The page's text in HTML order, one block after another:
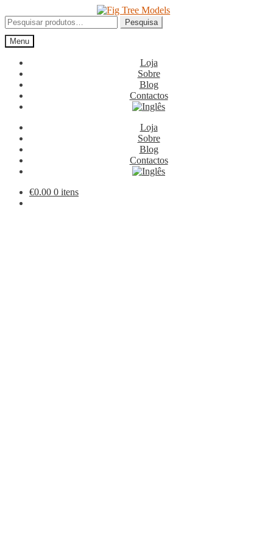
para
a
navegação
para
o
conteúdo
Pesquisar
por:
Pesquisa
Menu
Loja
Sobre
Blog
Contactos
Loja
Sobre
Blog
Contactos
€0.00 0 itens